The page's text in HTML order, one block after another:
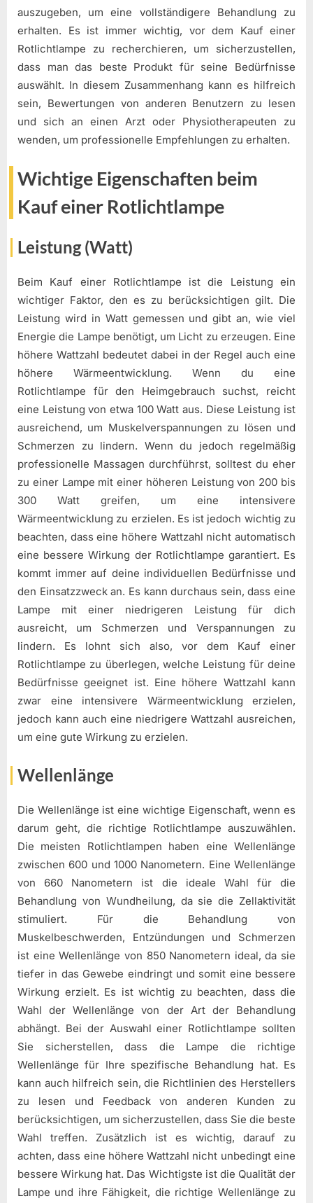
auszugeben, um eine vollständigere Behandlung zu
erhalten. Es ist immer wichtig, vor dem Kauf einer
Rotlichtlampe zu recherchieren, um sicherzustellen,
dass man das beste Produkt für seine Bedürfnisse
auswählt. In diesem Zusammenhang kann es hilfreich
sein, Bewertungen von anderen Benutzern zu lesen
und sich an einen Arzt oder Physiotherapeuten zu
wenden, um professionelle Empfehlungen zu erhalten.
Wichtige Eigenschaften beim
Kauf einer Rotlichtlampe
Leistung (Watt)
Beim Kauf einer Rotlichtlampe ist die Leistung ein
wichtiger Faktor, den es zu berücksichtigen gilt. Die
Leistung wird in Watt gemessen und gibt an, wie viel
Energie die Lampe benötigt, um Licht zu erzeugen. Eine
höhere Wattzahl bedeutet dabei in der Regel auch eine
höhere Wärmeentwicklung. Wenn du eine
Rotlichtlampe für den Heimgebrauch suchst, reicht
eine Leistung von etwa 100 Watt aus. Diese Leistung ist
ausreichend, um Muskelverspannungen zu lösen und
Schmerzen zu lindern. Wenn du jedoch regelmäßig
professionelle Massagen durchführst, solltest du eher
zu einer Lampe mit einer höheren Leistung von 200 bis
300 Watt greifen, um eine intensivere
Wärmeentwicklung zu erzielen. Es ist jedoch wichtig zu
beachten, dass eine höhere Wattzahl nicht automatisch
eine bessere Wirkung der Rotlichtlampe garantiert. Es
kommt immer auf deine individuellen Bedürfnisse und
den Einsatzzweck an. Es kann durchaus sein, dass eine
Lampe mit einer niedrigeren Leistung für dich
ausreicht, um Schmerzen und Verspannungen zu
lindern. Es lohnt sich also, vor dem Kauf einer
Rotlichtlampe zu überlegen, welche Leistung für deine
Bedürfnisse geeignet ist. Eine höhere Wattzahl kann
zwar eine intensivere Wärmeentwicklung erzielen,
jedoch kann auch eine niedrigere Wattzahl ausreichen,
um eine gute Wirkung zu erzielen.
Wellenlänge
Die Wellenlänge ist eine wichtige Eigenschaft, wenn es
darum geht, die richtige Rotlichtlampe auszuwählen.
Die meisten Rotlichtlampen haben eine Wellenlänge
zwischen 600 und 1000 Nanometern. Eine Wellenlänge
von 660 Nanometern ist die ideale Wahl für die
Behandlung von Wundheilung, da sie die Zellaktivität
stimuliert. Für die Behandlung von
Muskelbeschwerden, Entzündungen und Schmerzen
ist eine Wellenlänge von 850 Nanometern ideal, da sie
tiefer in das Gewebe eindringt und somit eine bessere
Wirkung erzielt. Es ist wichtig zu beachten, dass die
Wahl der Wellenlänge von der Art der Behandlung
abhängt. Bei der Auswahl einer Rotlichtlampe sollten
Sie sicherstellen, dass die Lampe die richtige
Wellenlänge für Ihre spezifische Behandlung hat. Es
kann auch hilfreich sein, die Richtlinien des Herstellers
zu lesen und Feedback von anderen Kunden zu
berücksichtigen, um sicherzustellen, dass Sie die beste
Wahl treffen. Zusätzlich ist es wichtig, darauf zu
achten, dass eine höhere Wattzahl nicht unbedingt eine
bessere Wirkung hat. Das Wichtigste ist die Qualität der
Lampe und ihre Fähigkeit, die richtige Wellenlänge zu